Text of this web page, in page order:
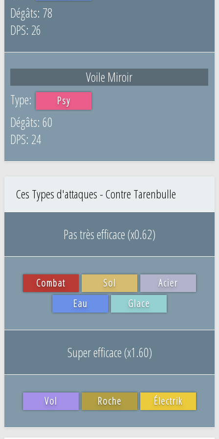
78
26
Voile Miroir
Psy
60
24
Ces Types d'attaques - Contre Tarenbulle
Pas très efficace (x0.62)
Combat Sol
Acier
Eau
Glace
Super efficace (x1.60)
Vol Roche Électrik